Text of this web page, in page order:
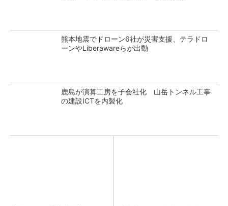
熊本地震でドローン6社が災害支援、テラドロ
ーンやLiberawareらが出動
鹿島が演算工房を子会社化 山岳トンネル工事
の建設ICTを内製化